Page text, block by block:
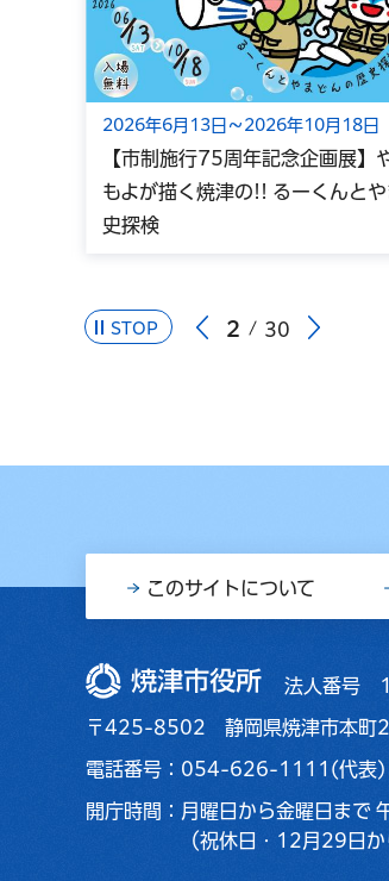
STOP 2 30
2026年6月13日～2026年10月18日
【市制施行75周年記念企画展】
もよが描く焼津の!! るーくんと
史探検
このサイトについて
焼津市役所 法人番号
〒425-8502 静岡県焼津市本町
電話番号：054-626-1111(代表)
開庁時間： 月曜日から金曜日まで
（祝休日・12月29日か